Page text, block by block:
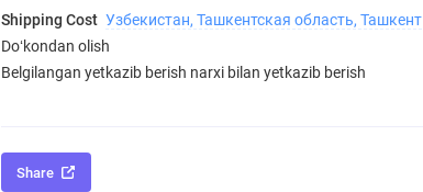
Shipping Cost Узбекистан, Ташкентская область, Ташкент
Doʻkondan olish
Belgilangan yetkazib berish narxi bilan yetkazib berish
Share